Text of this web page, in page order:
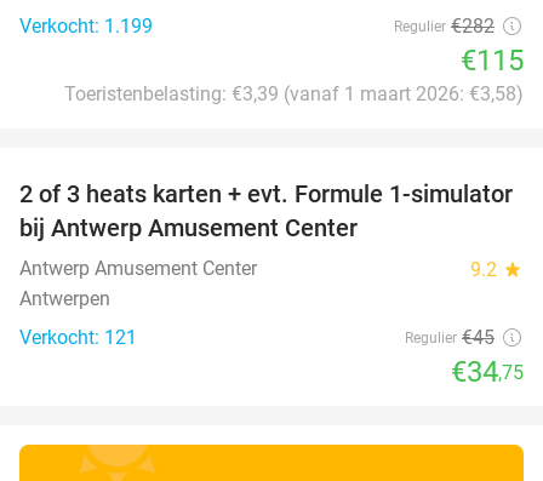
Verkocht: 1.199
Regulier €282
€115
Toeristenbelasting: €3,39 (vanaf 1 maart 2026: €3,58)
23%
2 of 3 heats karten + evt. Formule 1-simulator
bij Antwerp Amusement Center
Antwerp Amusement Center 9.2 star
Antwerpen
Verkocht: 121
Regulier €45
€34,75